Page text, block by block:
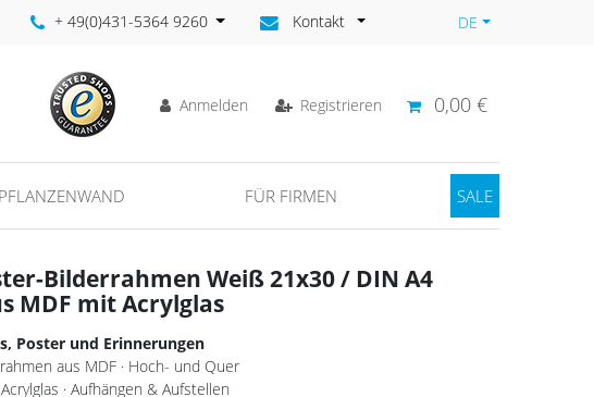
+ 49(0)431-5364 9260 Kontakt DE
Anmelden Registrieren 0,00 €
PFLANZENWAND FÜR FIRMEN SALE
Bilderrahmen Weiß 21x30 / DIN A4
MDF mit Acrylglas
Poster und Erinnerungen
aus MDF · Hoch- und Quer
· Aufhängen & Aufstellen